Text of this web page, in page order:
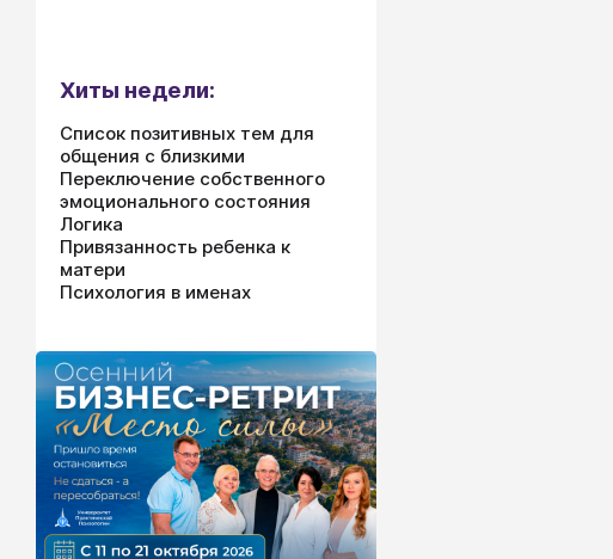
Хиты недели:
Список позитивных тем для
общения с близкими
Переключение собственного
эмоционального состояния
Логика
Привязанность ребенка к
матери
Психология в именах